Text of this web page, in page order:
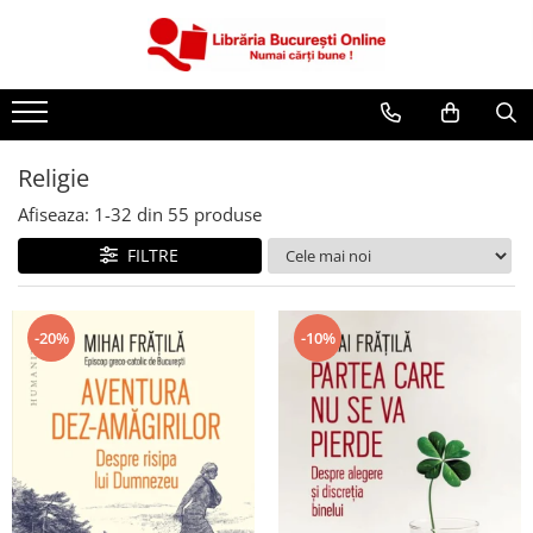
Artă și Enciclopedii
Beletristică
Business și Economie
Cărți pentru copii
Cărți pentru tineri
Creșterea copilului
Dezvoltare Personală
Diete și Fitness
Familie și Cuplu
Hobby și Divertisment
Istorie și Civilizații
Religie
Afiseaza: 1-32 din 55 produse
FILTRE
-20% -10%